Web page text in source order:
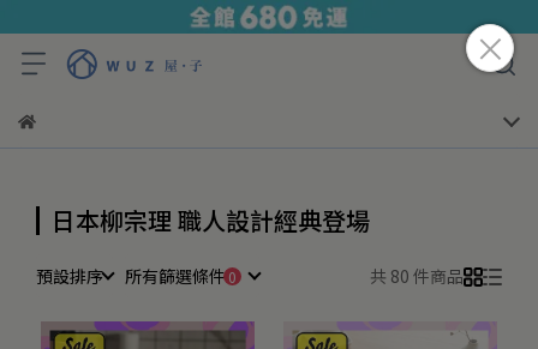
日本柳宗理 職人設計經典登場
預設排序 所有篩選條件 共 80 件商品